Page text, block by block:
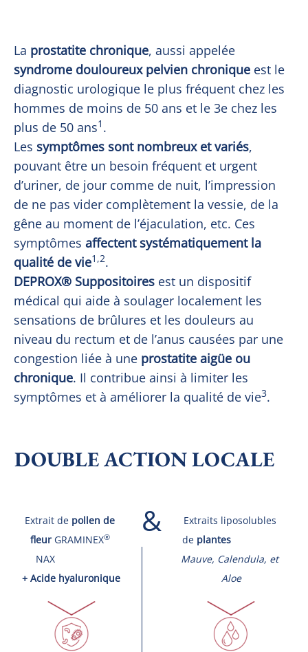
La prostatite chronique
syndrome douloureux pelvien chronique est le
diagnostic urologique le plus fréquent chez les
hommes de moins de 50 ans et le 3e chez les
plus de 50 ans1 .
Les symptômes sont nombreux et variés,
pouvant être un besoin fréquent et urgent
d’uriner, de jour comme de nuit, l’impression
de ne pas vider complètement la vessie, de la
gêne au moment de l’éjaculation, etc. Ces
symptômes affectent systématiquement la
qualité de vie1,2.
DEPROX® Suppositoires est un dispositif
médical qui aide à soulager localement les
sensations de brûlures et les douleurs au
niveau du rectum et de l’anus causées par une
congestion liée à une prostatite aigüe ou
chronique. Il contribue ainsi à limiter les
symptômes et à améliorer la qualité de vie3.
DOUBLE ACTION LOCALE
Extrait de pollen de
fleur GRAMINEX®
NAX
+ Acide hyaluronique
&
Extraits liposolubles
de plantes
Mauve, Calendula, et
Aloe